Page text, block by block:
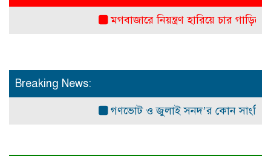
মগবাজারে নিয়ন্ত্রণ হারিয়ে চার গাড়িকে
Breaking News:
গণভোট ও জুলাই সনদ’র কোন সাংবিধানিক